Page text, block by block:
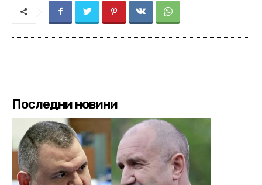
Последни новини